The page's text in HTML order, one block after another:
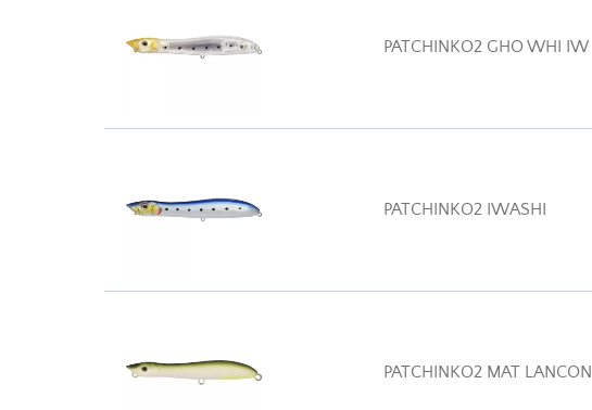
PATCHINKO2 GHO WHI IW
PATCHINKO2 IWASHI
PATCHINKO2 MAT LANCON